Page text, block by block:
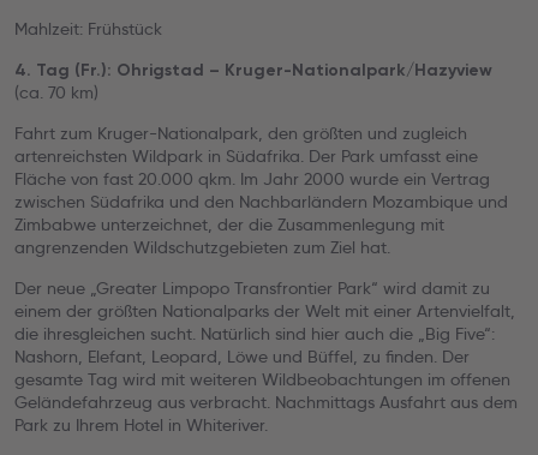
Mahlzeit: Frühstück
4. Tag (Fr.): Ohrigstad – Kruger-Nationalpark/Hazyview
(ca. 70 km)
Fahrt zum Kruger-Nationalpark, den größten und zugleich
artenreichsten Wildpark in Südafrika. Der Park umfasst eine
Fläche von fast 20.000 qkm. Im Jahr 2000 wurde ein Vertrag
zwischen Südafrika und den Nachbarländern Mozambique und
Zimbabwe unterzeichnet, der die Zusammenlegung mit
angrenzenden Wildschutzgebieten zum Ziel hat.
Der neue „Greater Limpopo Transfrontier Park“ wird damit zu
einem der größten Nationalparks der Welt mit einer Artenvielfalt,
die ihresgleichen sucht. Natürlich sind hier auch die „Big Five“:
Nashorn, Elefant, Leopard, Löwe und Büffel, zu finden. Der
gesamte Tag wird mit weiteren Wildbeobachtungen im offenen
Geländefahrzeug aus verbracht. Nachmittags Ausfahrt aus dem
Park zu Ihrem Hotel in Whiteriver.